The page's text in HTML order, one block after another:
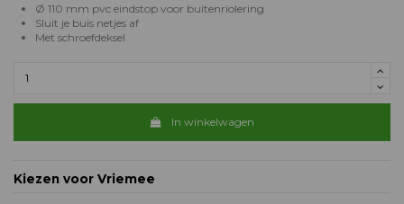
Ø 110 mm pvc eindstop voor buitenriolering
Sluit je buis netjes af
Met schroefdeksel
In winkelwagen
Kiezen voor Vriemee